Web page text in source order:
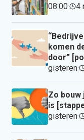
08:00· 4
komen
door”
gisteren·
Zo bouw
is
gisteren·